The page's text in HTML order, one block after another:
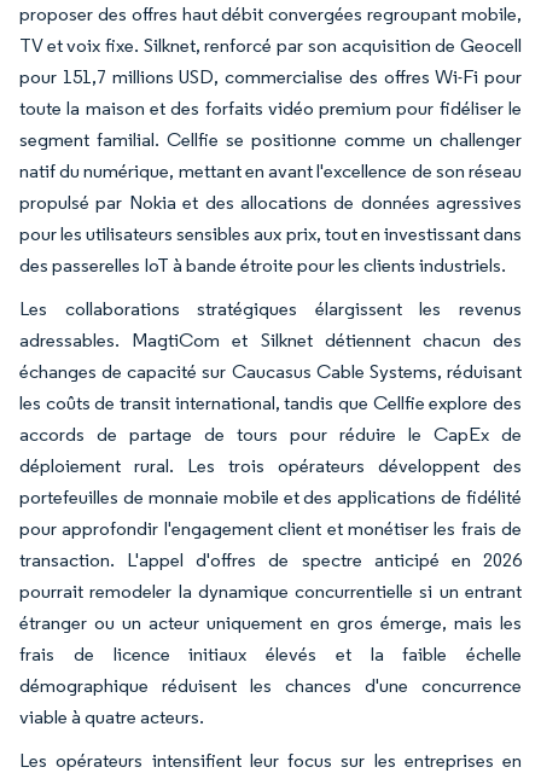
proposer des offres haut débit convergées regroupant mobile,
TV et voix fixe. Silknet, renforcé par son acquisition de Geocell
pour 151,7 millions USD, commercialise des offres Wi-Fi pour
toute la maison et des forfaits vidéo premium pour fidéliser le
segment familial. Cellfie se positionne comme un challenger
natif du numérique, mettant en avant l'excellence de son réseau
propulsé par Nokia et des allocations de données agressives
pour les utilisateurs sensibles aux prix, tout en investissant dans
des passerelles IoT à bande étroite pour les clients industriels.
Les collaborations stratégiques élargissent les revenus
adressables. MagtiCom et Silknet détiennent chacun des
échanges de capacité sur Caucasus Cable Systems, réduisant
les coûts de transit international, tandis que Cellfie explore des
accords de partage de tours pour réduire le CapEx de
déploiement rural. Les trois opérateurs développent des
portefeuilles de monnaie mobile et des applications de fidélité
pour approfondir l'engagement client et monétiser les frais de
transaction. L'appel d'offres de spectre anticipé en 2026
pourrait remodeler la dynamique concurrentielle si un entrant
étranger ou un acteur uniquement en gros émerge, mais les
frais de licence initiaux élevés et la faible échelle
démographique réduisent les chances d'une concurrence
viable à quatre acteurs.
Les opérateurs intensifient leur focus sur les entreprises en